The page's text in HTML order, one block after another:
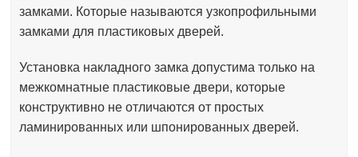
замками. Которые называются узкопрофильными
замками для пластиковых дверей.
Установка накладного замка допустима только на
межкомнатные пластиковые двери, которые
конструктивно не отличаются от простых
ламинированных или шпонированных дверей.